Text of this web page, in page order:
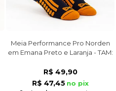
Meia Performance Pro Norden
em Emana Preto e Laranja - TAM:
R$ 49,90
R$ 47,45 no pix